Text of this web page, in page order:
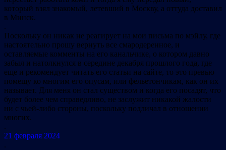
который взял знакомый, летевший в Москву, а оттуда доставил
в Минск.
.
Поскольку он никак не реагирует на мои письма по мэйлу, где
настоятельно прошу вернуть все смародеренное, и
оставляемые комменты на его канальчике, о котором давно
забыл и натолкнулся в середине декабря прошлого года, где
еще и рекомендует читать его статьи на сайте, то это превью
помещу ко многим его опусам, или фельетончикам, как он их
называет. Для меня он стал существом и когда его посадят, что
будет более чем справедливо, не заслужит никакой жалости
ни с чьей-либо стороны, поскольку подличал в отношении
многих.
.
21 февраля 2024
.